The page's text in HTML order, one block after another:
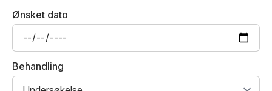
Ønsket dato
Behandling